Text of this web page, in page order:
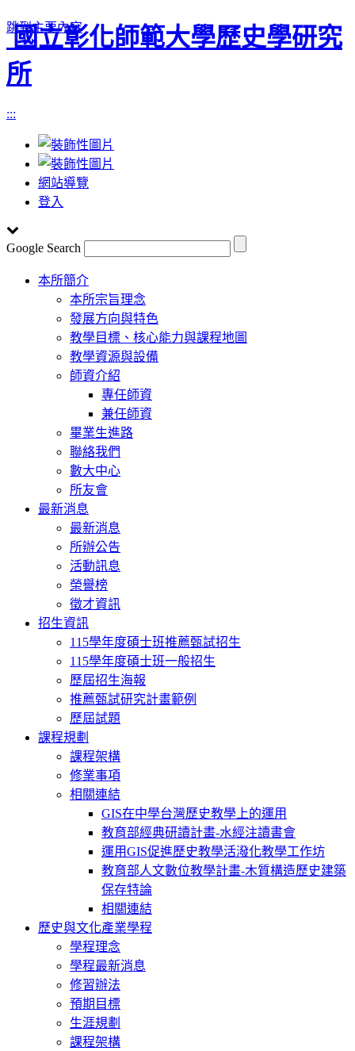
跳到主要內容
國立彰化師範大學歷史學研究
所
:::
網站導覽
登入
Google Search
Toggle
navigation
本所簡介
本所宗旨理念
發展方向與特色
教學目標、核心能力與課程地圖
教學資源與設備
師資介紹
專任師資
兼任師資
畢業生進路
聯絡我們
數大中心
所友會
最新消息
最新消息
所辦公告
活動訊息
榮譽榜
徵才資訊
招生資訊
115學年度碩士班推薦甄試招生
115學年度碩士班一般招生
歷屆招生海報
推薦甄試研究計畫範例
歷屆試題
課程規劃
課程架構
修業事項
相關連結
GIS在中學台灣歷史教學上的運用
教育部經典研讀計畫-水經注讀書會
運用GIS促進歷史教學活潑化教學工作坊
教育部人文數位教學計畫-木質構造歷史建築
保存特論
相關連結
歷史與文化產業學程
學程理念
學程最新消息
修習辦法
預期目標
生涯規劃
課程架構